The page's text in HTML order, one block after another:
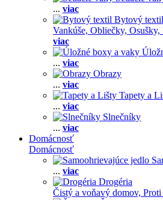
... viac
Bytový textil
Vankúše, Obliečky, Osušky,
viac
... viac
Obrazy
... viac
Tapety a
... viac
Slnečníky
... viac
Domácnosť
Domácnosť
... viac
Drogéria
Čistý a voňavý domov, Proti